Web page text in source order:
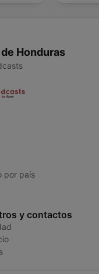
Honduras
por país
y contactos